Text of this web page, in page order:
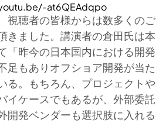
at6QEAdqpo
視聴者の皆様からは数多くのご
きました。講演者の倉田氏は本
「昨今の日本国内における開発
足もありオフショア開発が当た
る。もちろん、プロジェクトや
イケースでもあるが、外部委託
開発ベンダーも選択肢に入れる